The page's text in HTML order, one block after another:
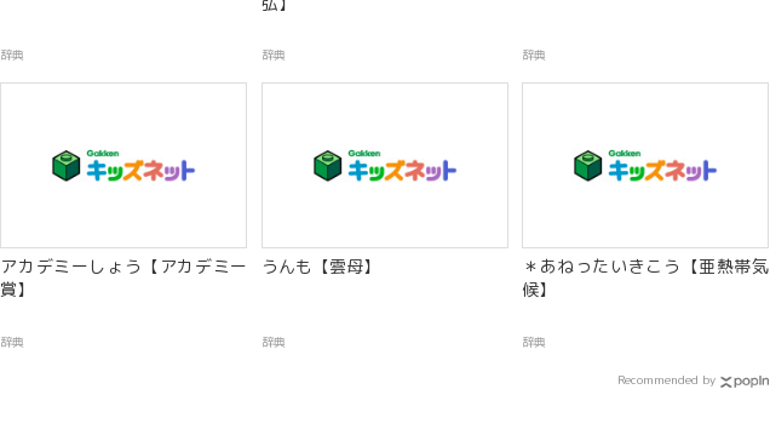
辞典 辞典 辞典
アカデミーしょう【アカデミー
賞】
辞典
うんも【雲母】
辞典
＊あねったいきこう【亜熱帯気
候】
辞典
Recommended by